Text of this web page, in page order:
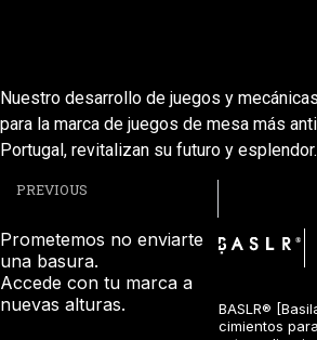
Nuestro desarrollo de juegos y
para la marca de juegos de mesa más
Portugal, revitalizan su futuro y esplendor.
PREVIOUS
®
BASLR®
cimientos
Prometemos no enviarte
una basura.
Accede con tu marca a
nuevas alturas.